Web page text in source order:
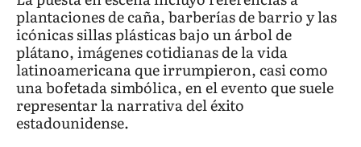
plantaciones de caña, barberías de barrio y las
icónicas sillas plásticas bajo un árbol de
plátano, imágenes cotidianas de la vida
latinoamericana que irrumpieron, casi como
una bofetada simbólica, en el evento que suele
representar la narrativa del éxito
estadounidense.